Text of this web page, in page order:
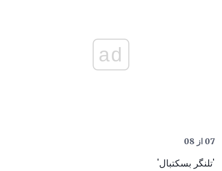
ad
07 از 08
'تلنگر بسکتبال'